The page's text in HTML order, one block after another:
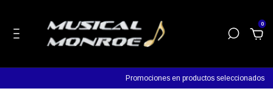
0
Promociones en productos seleccionados